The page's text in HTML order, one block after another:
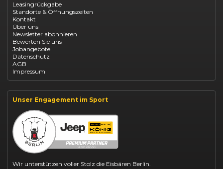
Opel Astra leasen
Opel Mokka kaufen
Opel Grandland finanzieren
Opel Vivaro Gewerbeleasing
Fiat 500 finanzieren
Fiat Panda leasen
Dacia Duster finanzieren
Dacia Sandero kaufen
Dacia Jogger leasen
Jeep Compass leasen
Jeep Renegade finanzieren
Suzuki Swift finanzieren
BYD Dolphin finanzieren
Kia Ceed finanzieren
Kia Sportage leasen
Mazda CX-30 finanzieren
Citroën C3 leasen
Leasingrückgabe
Standorte & Öffnungszeiten
Kontakt
Über uns
Newsletter abonnieren
Bewerten Sie uns
Jobangebote
Datenschutz
AGB
Impressum
Unser Engagement im Sport
Wir unterstützen voller Stolz die Eisbären Berlin.